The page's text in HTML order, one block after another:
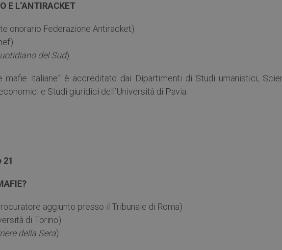
E L’ANTIRACKET
onorario Federazione Antiracket)
del Sud)
mafie italiane” è accreditato dai Dipartimenti di Studi umanistici,
e Studi giuridici dell’Università di Pavia.
aggiunto presso il Tribunale di Roma)
di Torino)
della Sera)